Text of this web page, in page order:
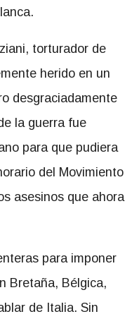
torturador de
herido en un
desgraciadamente
la guerra fue
para que pudiera
del Movimiento
asesinos que ahora
para imponer
Bretaña, Bélgica,
de Italia. Sin